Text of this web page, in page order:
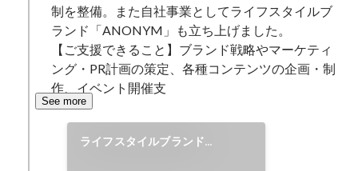
制を整備。また自社事業としてライフスタイルブ
ランド「ANONYM」も立ち上げました。
【ご支援できること】ブランド戦略やマーケティ
ング・PR計画の策定、各種コンテンツの企画・制
作、イベント開催支
See more
ライフスタイルブランド